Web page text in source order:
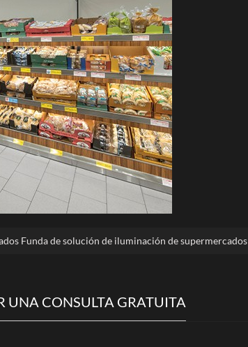
Funda de solución de iluminación de supermercados
UNA CONSULTA GRATUITA